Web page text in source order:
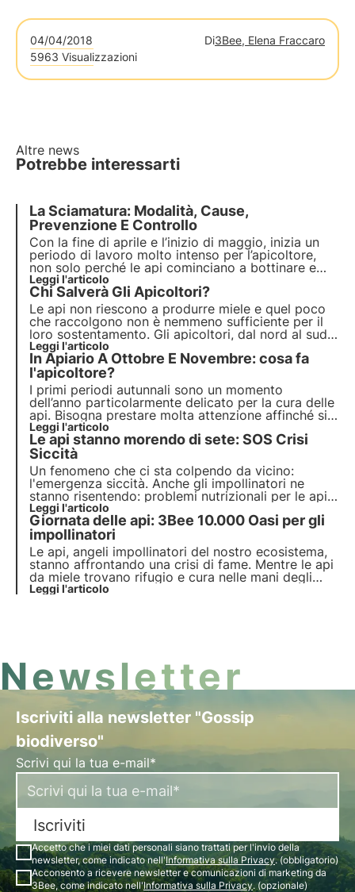
04/04/2018 Di3Bee, Elena Fraccaro
5963 Visualizzazioni
Altre news
Potrebbe interessarti
La Sciamatura: Modalità, Cause,
Prevenzione E Controllo
Con la fine di aprile e l’inizio di maggio, inizia un
periodo di lavoro molto intenso per l’apicoltore,
non solo perché le api cominciano a bottinare e
produrre miele, ma anche perché, in questi primi
mesi primaverili, si verifica il famoso fenomeno
della sciamatura.
Leggi l'articolo
Chi Salverà Gli Apicoltori?
Le api non riescono a produrre miele e quel poco
che raccolgono non è nemmeno sufficiente per il
loro sostentamento. Gli apicoltori, dal nord al sud
dell’Italia, lo dicono a gran voce: le api sono in
pericolo e stanno morendo.
Leggi l'articolo
In Apiario A Ottobre E Novembre: cosa fa
l'apicoltore?
I primi periodi autunnali sono un momento
dell’anno particolarmente delicato per la cura delle
api. Bisogna prestare molta attenzione affinché si
possa invernare una famiglia che sia in grado di
sopravvivere alla stagione più fredda.
Leggi l'articolo
Le api stanno morendo di sete: SOS Crisi
Siccità
Un fenomeno che ci sta colpendo da vicino:
l'emergenza siccità. Anche gli impollinatori ne
stanno risentendo: problemi nutrizionali per le api,
ovvero meno polline e nettare per loro. Come
possiamo aiutarle in questa situazione di
emergenza?
Leggi l'articolo
Giornata delle api: 3Bee 10.000 Oasi per gli
impollinatori
Le api, angeli impollinatori del nostro ecosistema,
stanno affrontando una crisi di fame. Mentre le api
da miele trovano rifugio e cura nelle mani degli
apicoltori, le api selvatiche combattono solitarie e
Leggi l'articolo
Newsletter
Iscriviti alla newsletter "Gossip
biodiverso"
Scrivi qui la tua e-mail*
Iscriviti
Accetto che i miei dati personali siano trattati per l'invio della
newsletter, come indicato nell'Informativa sulla Privacy. (obbligatorio)
Acconsento a ricevere newsletter e comunicazioni di marketing da
3Bee, come indicato nell'Informativa sulla Privacy. (opzionale)